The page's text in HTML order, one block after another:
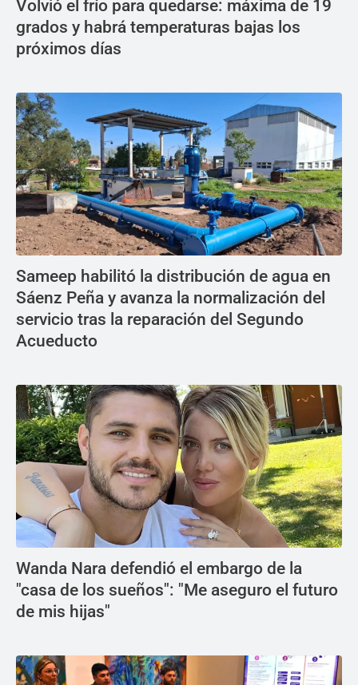
Volvió el frío para quedarse: máxima de 19
grados y habrá temperaturas bajas los
próximos días
Sameep habilitó la distribución de agua en
Sáenz Peña y avanza la normalización del
servicio tras la reparación del Segundo
Acueducto
Wanda Nara defendió el embargo de la
"casa de los sueños": "Me aseguro el futuro
de mis hijas"